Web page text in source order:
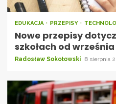
EDUKACJA PRZEPISY
Nowe przepisy
szkołach od września
Radosław Sokołowski 8 sierpnia